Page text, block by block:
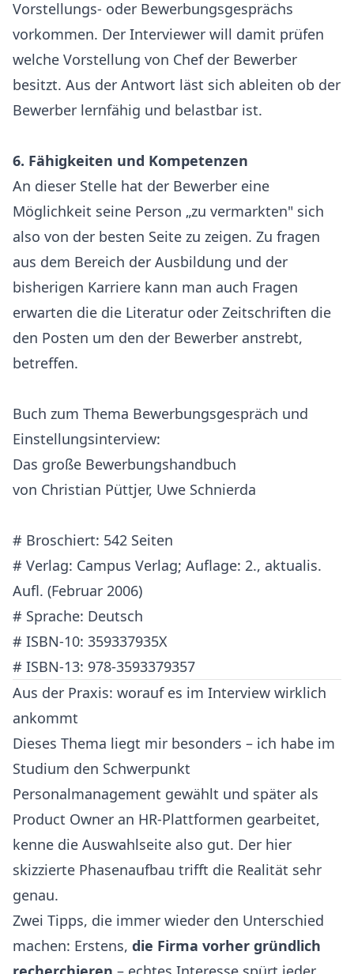
Vorstellungs- oder Bewerbungsgesprächs
vorkommen. Der Interviewer will damit prüfen
welche Vorstellung von Chef der Bewerber
besitzt. Aus der Antwort läst sich ableiten ob der
Bewerber lernfähig und belastbar ist.
6. Fähigkeiten und Kompetenzen
An dieser Stelle hat der Bewerber eine
Möglichkeit seine Person „zu vermarkten" sich
also von der besten Seite zu zeigen. Zu fragen
aus dem Bereich der Ausbildung und der
bisherigen Karriere kann man auch Fragen
erwarten die die Literatur oder Zeitschriften die
den Posten um den der Bewerber anstrebt,
betreffen.
Buch zum Thema Bewerbungsgespräch und
Einstellungsinterview:
Das große Bewerbungshandbuch
von Christian Püttjer, Uwe Schnierda
# Broschiert: 542 Seiten
# Verlag: Campus Verlag; Auflage: 2., aktualis.
Aufl. (Februar 2006)
# Sprache: Deutsch
# ISBN-10: 359337935X
# ISBN-13: 978-3593379357
Aus der Praxis: worauf es im Interview wirklich
ankommt
Dieses Thema liegt mir besonders – ich habe im
Studium den Schwerpunkt
Personalmanagement gewählt und später als
Product Owner an HR-Plattformen gearbeitet,
kenne die Auswahlseite also gut. Der hier
skizzierte Phasenaufbau trifft die Realität sehr
genau.
Zwei Tipps, die immer wieder den Unterschied
machen: Erstens, die Firma vorher gründlich